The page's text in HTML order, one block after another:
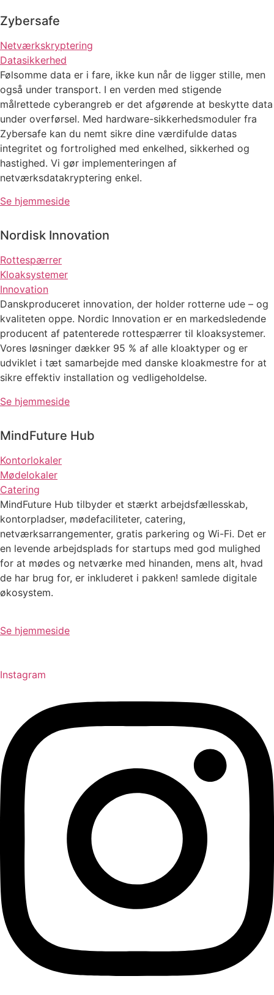
Zybersafe
Netværkskryptering
Datasikkerhed
Følsomme data er i fare, ikke kun når de ligger stille, men
også under transport. I en verden med stigende
målrettede cyberangreb er det afgørende at beskytte data
under overførsel. Med hardware-sikkerhedsmoduler fra
Zybersafe kan du nemt sikre dine værdifulde datas
integritet og fortrolighed med enkelhed, sikkerhed og
hastighed. Vi gør implementeringen af
netværksdatakryptering enkel.
Se hjemmeside
Nordisk Innovation
Rottespærrer
Kloaksystemer
Innovation
Danskproduceret innovation, der holder rotterne ude – og
kvaliteten oppe. Nordic Innovation er en markedsledende
producent af patenterede rottespærrer til kloaksystemer.
Vores løsninger dækker 95 % af alle kloaktyper og er
udviklet i tæt samarbejde med danske kloakmestre for at
sikre effektiv installation og vedligeholdelse.
Se hjemmeside
MindFuture Hub
Kontorlokaler
Mødelokaler
Catering
MindFuture Hub tilbyder et stærkt arbejdsfællesskab,
kontorpladser, mødefaciliteter, catering,
netværksarrangementer, gratis parkering og Wi-Fi. Det er
en levende arbejdsplads for startups med god mulighed
for at mødes og netværke med hinanden, mens alt, hvad
de har brug for, er inkluderet i pakken! samlede digitale
økosystem.
Se hjemmeside
Instagram